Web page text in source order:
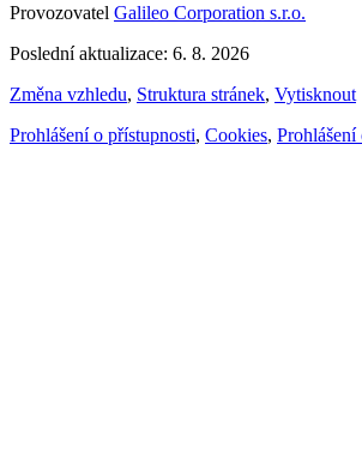
Provozovatel Galileo Corporation s.r.o.
Poslední aktualizace: 6. 8. 2026
Změna vzhledu, Struktura stránek, Vytisknout
Prohlášení o přístupnosti, Cookies, Prohlášení